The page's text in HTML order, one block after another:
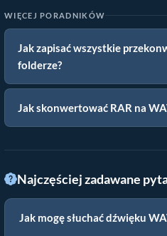
WIĘCEJ PORADNIKÓW
Jak zapisać wszystkie
folderze?
Jak skonwertować RAR na
Najczęściej zadawane
Jak mogę słuchać dźwięku